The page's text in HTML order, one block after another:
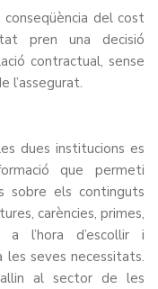
conseqüència del cost
pren una decisió
contractual, sense
l’assegurat.
dues institucions es
que permeti
sobre els continguts
carències, primes,
a l’hora d’escollir i
les seves necessitats.
al sector de les